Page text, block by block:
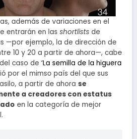
además de variaciones en el
entrarán en las shortlists de
—por ejemplo, la de dirección de
10 y 20 a partir de ahora—, cabe
caso de ‘La semilla de la higuera
por el mimso país del que sus
a partir de ahora se
a creadores con estatus
en la categoría de mejor